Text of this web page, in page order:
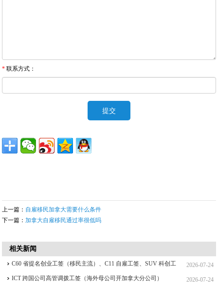
* 联系方式：
上一篇： 自雇移民加拿大需要什么条件
下一篇：加拿大自雇移民通过率很低吗
相关新闻
2026-07-24
C60 省提名创业工签（移民主流）、C11 自雇工签、SUV 科创工
签、ICT 跨国高管工签比较 2026-07-24
ICT 跨国公司高管调拨工签（海外母公司开加拿大分公司）